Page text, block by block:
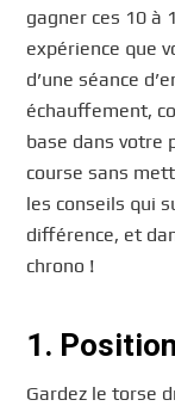
gagner ces 10 à
expérience que
d’une séance
échauffement,
base dans votre
course sans
les conseils qui
différence, et
chrono !
1.
Gardez le torse